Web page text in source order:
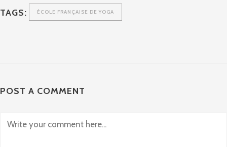
TAGS: ÉCOLE FRANÇAISE DE YOGA
POST A COMMENT